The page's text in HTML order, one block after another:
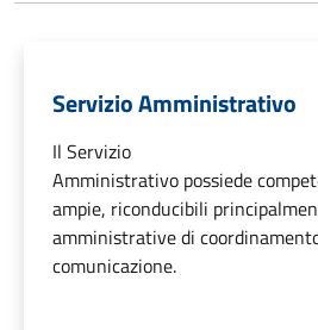
Servizio Amministrativo
Il Servizio
Amministrativo possiede
ampie, riconducibili
amministrative di
comunicazione.